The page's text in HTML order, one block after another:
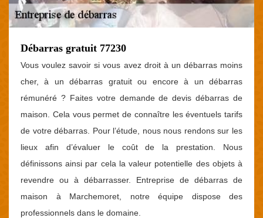
Débarras gratuit 77230
Vous voulez savoir si vous avez droit à un débarras moins
cher, à un débarras gratuit ou encore à un débarras
rémunéré ? Faites votre demande de devis débarras de
maison. Cela vous permet de connaître les éventuels tarifs
de votre débarras. Pour l’étude, nous nous rendons sur les
lieux afin d’évaluer le coût de la prestation. Nous
définissons ainsi par cela la valeur potentielle des objets à
revendre ou à débarrasser. Entreprise de débarras de
maison à Marchemoret, notre équipe dispose des
professionnels dans le domaine.